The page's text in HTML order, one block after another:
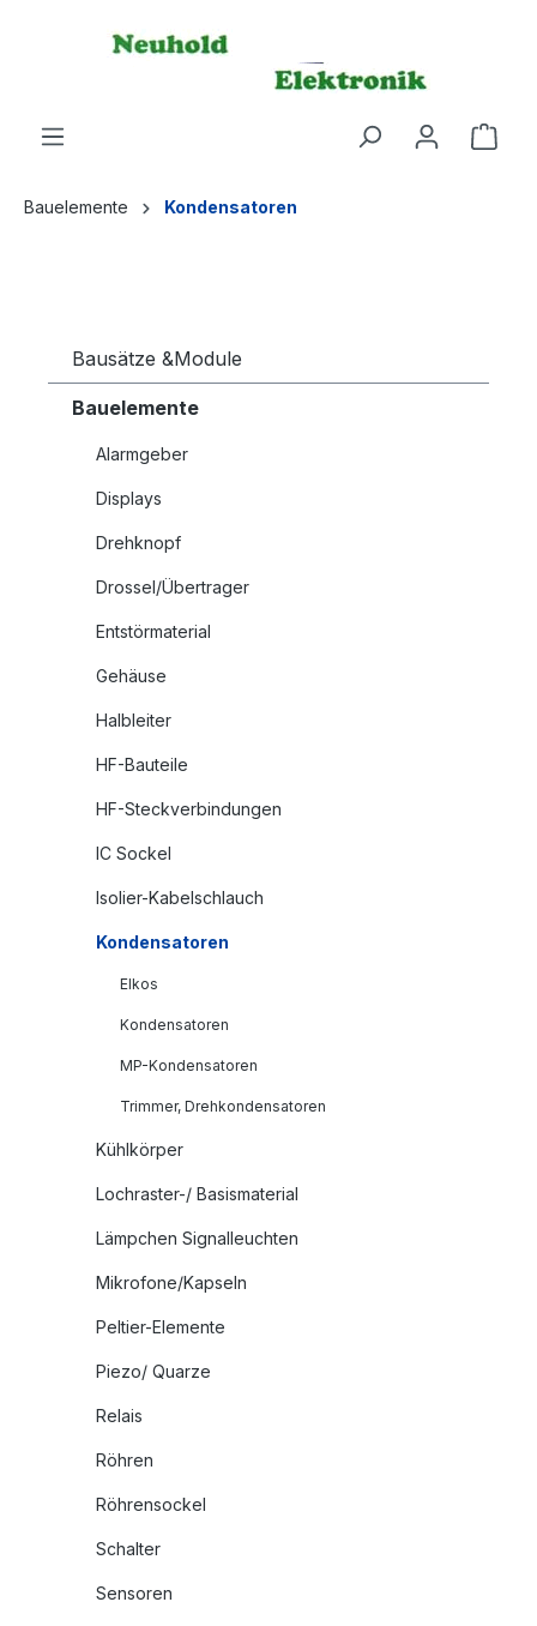
Bauelemente Kondensatoren
Bausätze &Module
Bauelemente
Alarmgeber
Displays
Drehknopf
Drossel/Übertrager
Entstörmaterial
Gehäuse
Halbleiter
HF-Bauteile
HF-Steckverbindungen
IC Sockel
Isolier-Kabelschlauch
Kondensatoren
Elkos
Kondensatoren
MP-Kondensatoren
Trimmer, Drehkondensatoren
Kühlkörper
Lochraster-/ Basismaterial
Lämpchen Signalleuchten
Mikrofone/Kapseln
Peltier-Elemente
Piezo/ Quarze
Relais
Röhren
Röhrensockel
Schalter
Sensoren